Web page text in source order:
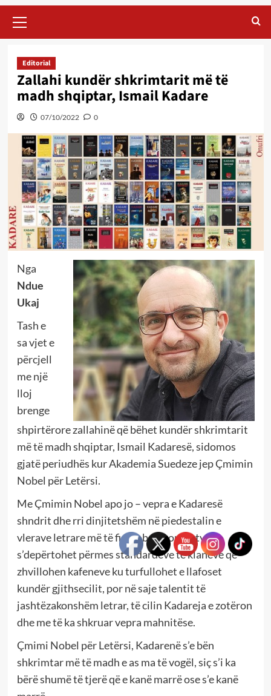
Menu
Editorial
Zallahi kundër shkrimtarit më të
madh shqiptar, Ismail Kadare
07/10/2022 0
Nga
Ndue
Ukaj
Tash e
sa vjet e
përcjell
me një
lloj
brenge
shpirtërore zallahinë që bëhet kundër shkrimtarit
më të madh shqiptar, Ismail Kadaresë, sidomos
gjatë periudhës kur Akademia Suedeze jep Çmimin
Nobel për Letërsi.
Me Çmimin Nobel apo jo – vepra e Kadaresë
shndrit dhe rri dinjitetshëm në piedestalin e
vlerave letrare më të fisme botërore. Aty ku
s’depërtohet përmes standardeve të klaneve që
zhvillohen kafeneve ku turfullohet e llafoset
kundër gjithsecilit, por në saje talentit të
jashtëzakonshëm letrar, të cilin Kadareja e zotëron
dhe me të ka shkruar vepra mahnitëse.
Çmimi Nobel për Letërsi, Kadarenë s’e bën
shkrimtar më të madh e as ma të vogël, siç s’i ka
bërë shumë të tjerë që e kanë marrë ose s’e kanë